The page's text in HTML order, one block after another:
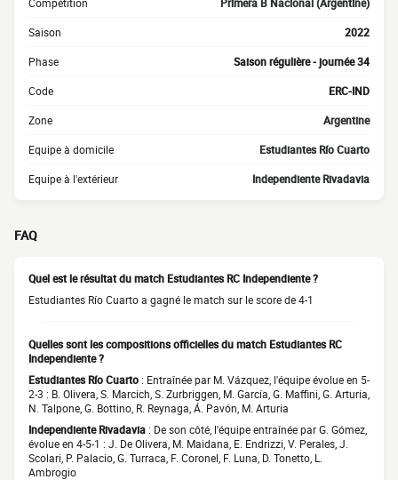
Saison 2022
Phase Saison régulière - journée 34
Code ERC-IND
Zone Argentine
Equipe à domicile Estudiantes Río Cuarto
Equipe à l'extérieur Independiente Rivadavia
FAQ
Quel est le résultat du match Estudiantes RC Independiente ?
Estudiantes Río Cuarto a gagné le match sur le score de 4-1
Quelles sont les compositions officielles du match Estudiantes RC
Independiente ?
Estudiantes Río Cuarto : Entraînée par M. Vázquez, l'équipe évolue en 5-
2-3 : B. Olivera, S. Marcich, S. Zurbriggen, M. García, G. Maffini, G. Arturia,
N. Talpone, G. Bottino, R. Reynaga, Á. Pavón, M. Arturia
Independiente Rivadavia : De son côté, l'équipe entraînée par G. Gómez,
évolue en 4-5-1 : J. De Olivera, M. Maidana, E. Endrizzi, V. Perales, J.
Scolari, P. Palacio, G. Turraca, F. Coronel, F. Luna, D. Tonetto, L.
Ambrogio